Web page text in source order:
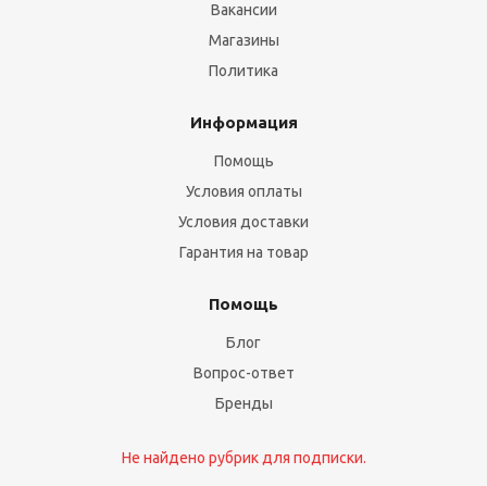
Вакансии
Магазины
Политика
Информация
Помощь
Условия оплаты
Условия доставки
Гарантия на товар
Помощь
Блог
Вопрос-ответ
Бренды
Не найдено рубрик для подписки.